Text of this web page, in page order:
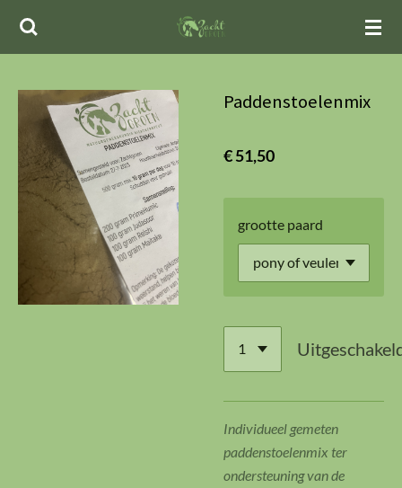
Ga
de
hoofdinhoud
Paddenstoelenmix
€ 51,50
grootte paard
Individueel gemeten
paddenstoelenmix ter
ondersteuning van de